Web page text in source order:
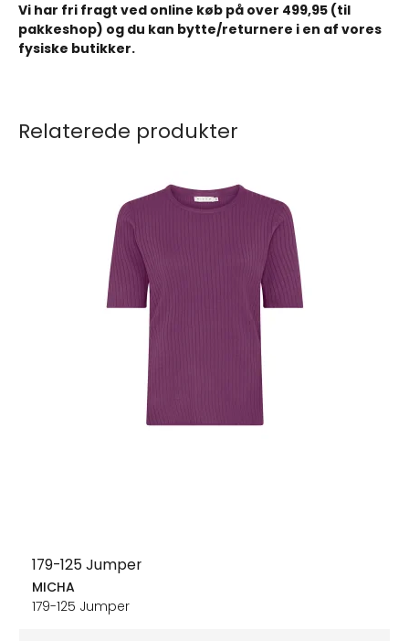
Vi har fri fragt ved online køb på over 499,95 (til
pakkeshop) og du kan bytte/returnere i en af vores
fysiske butikker.
Relaterede produkter
179-125 Jumper
MICHA
179-125 Jumper